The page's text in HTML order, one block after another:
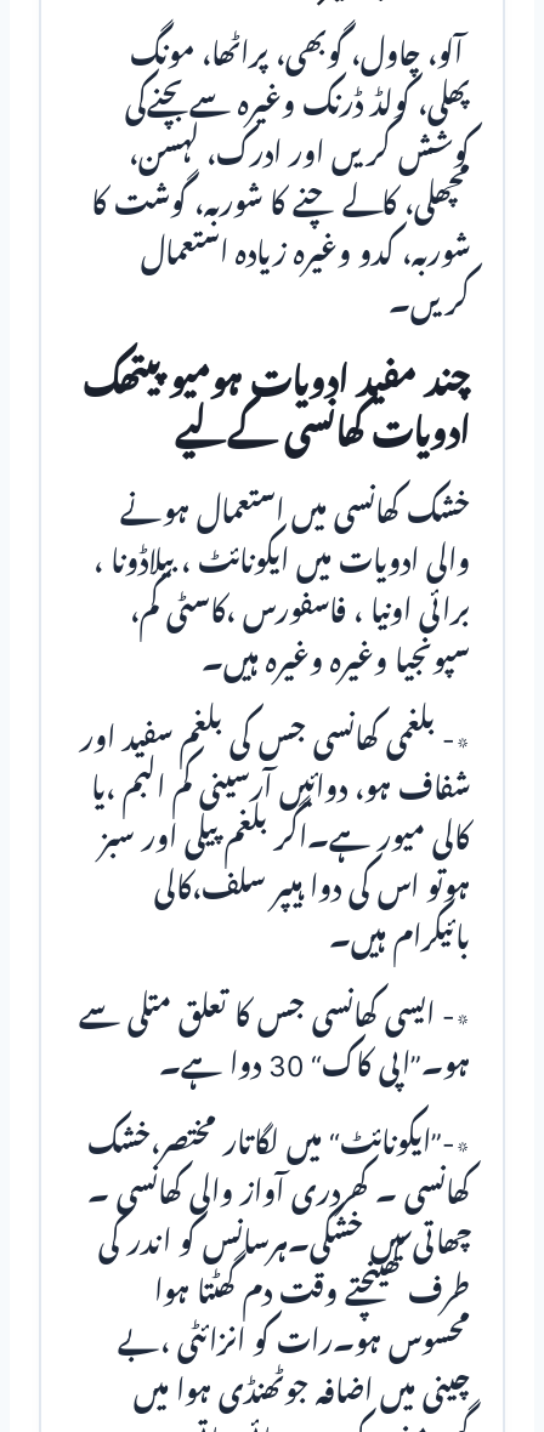
آلو، چاول، گوبھی، پراٹھا، مونگ
پھلی، کولڈ ڈرنک وغیرہ سےبچنےکی
کوشش کریں اور ادرک، لہسن،
مچھلی، کالے چنے کا شوربہ، گوشت کا
شوربہ، کدو وغیرہ زیادہ استعمال
کریں۔
چند مفید ادویات ہومیو پیتھک
ادویات کھانسی کےلیے
خشک کھانسی میں استعمال ہونے
والی ادویات میں ایکونائٹ ، بیلاڈونا ،
برائی اونیا ، فاسفورس ،کاسٹی کم،
سپونجیا وغیرہ وغیرہ ہیں۔
٭- بلغمی کھانسی جس کی بلغم سفید اور
شفاف ہو، دوائیں آرسینی کم البم ،یا
کالی میور ہے۔اگر بلغم پیلی اور سبز
ہوتو اس کی دوا ہیپر سلف،کالی
بائیکرام ہیں۔
٭- ایسی کھانسی جس کا تعلق متلی سے
ہو۔”اپی کاک“ 30 دوا ہے۔
٭-”ایکونائٹ“ میں لگاتار مختصر،خشک
کھانسی ۔ کھردری آواز والی کھانسی ۔
چھاتی میں خشکی۔ہرسانس کو اندر کی
طرف کھینچتے وقت دم گھٹتا ہوا
محسوس ہو۔رات کو انزائٹی ،بے
چینی میں اضافہ جوٹھنڈی ہوا میں